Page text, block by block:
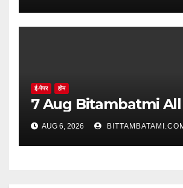
ई-पेपर होम
7 Aug Bitambatmi
AUG 6, 2026